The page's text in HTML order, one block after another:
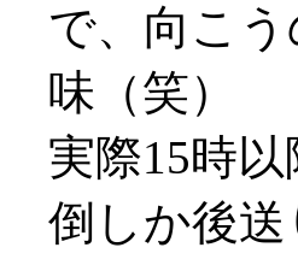
で、向こ
味（笑）
実際15時
倒しか後